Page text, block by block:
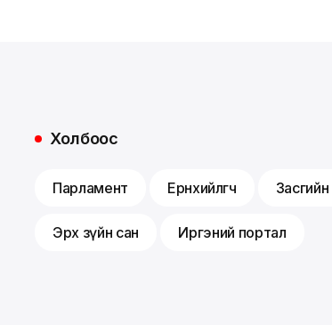
Холбоос
Парламент Ерөнхийлөгч Засгийн
Эрх зүйн сан Иргэний портал